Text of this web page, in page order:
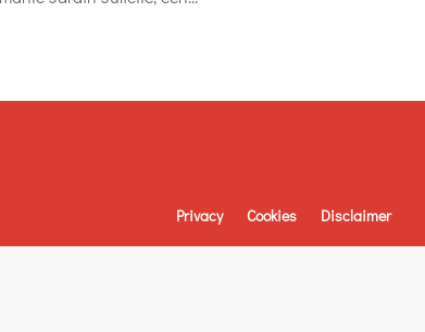
Privacy Cookies Disclaimer